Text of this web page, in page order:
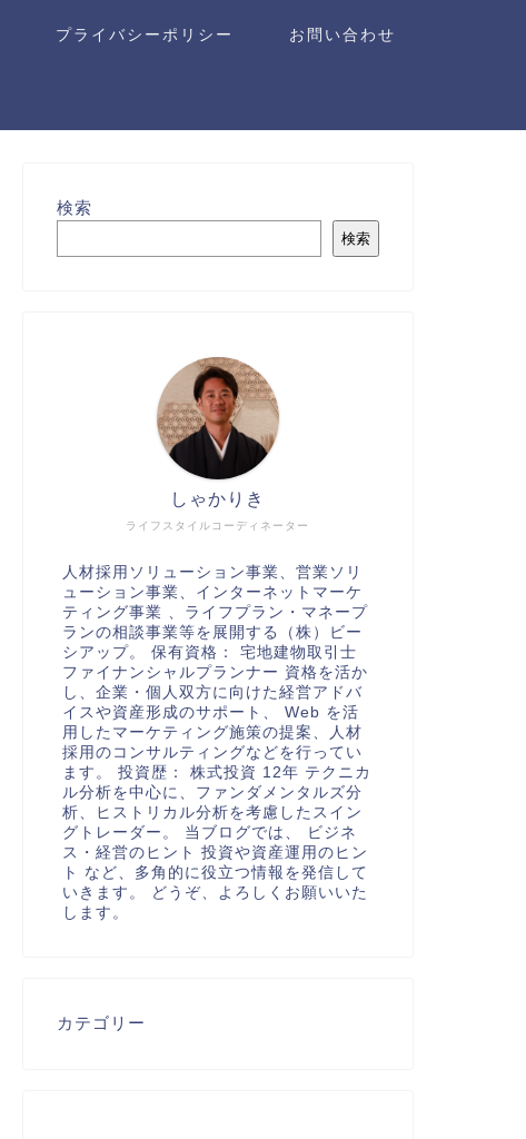
プライバシーポリシー お問い合わせ
検索
検索
ライフスタイルコーディネーター
しゃかりき
人材採用ソリューション事業、営業ソリ
ューション事業、インターネットマーケ
ティング事業 、ライフプラン・マネープ
ランの相談事業等を展開する（株）ビー
シアップ。 保有資格： 宅地建物取引士
ファイナンシャルプランナー 資格を活か
し、企業・個人双方に向けた経営アドバ
イスや資産形成のサポート、 Web を活
用したマーケティング施策の提案、人材
採用のコンサルティングなどを行ってい
ます。 投資歴： 株式投資 12年 テクニカ
ル分析を中心に、ファンダメンタルズ分
析、ヒストリカル分析を考慮したスイン
グトレーダー。 当ブログでは、 ビジネ
ス・経営のヒント 投資や資産運用のヒン
ト など、多角的に役立つ情報を発信して
いきます。 どうぞ、よろしくお願いいた
します。
カテゴリー